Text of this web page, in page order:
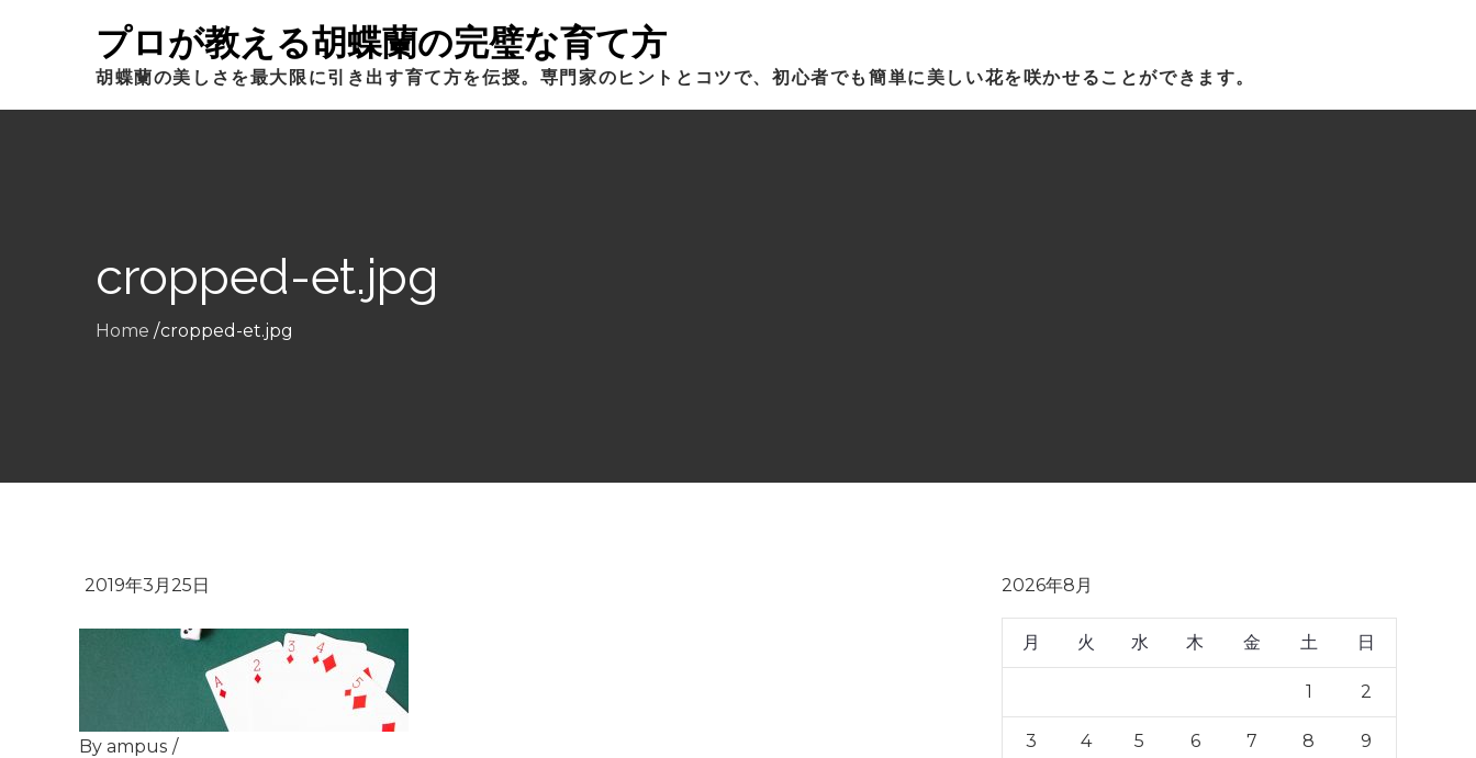
プロが教える胡蝶蘭の完璧な育て方
胡蝶蘭の美しさを最大限に引き出す育て方を伝授。専門家のヒントとコツで、初心者でも簡単に美しい花を咲かせることができます。
cropped-et.jpg
Home cropped-et.jpg
By ampus
2026年8月
月 火 水 木 金 土 日
1 2
3 4 5 6 7 8 9